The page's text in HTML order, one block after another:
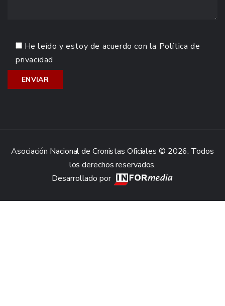
He leído y estoy de acuerdo con la Política de
privacidad
Asociación Nacional de Cronistas Oficiales © 2026. Todos
los derechos reservados.
Desarrollado por